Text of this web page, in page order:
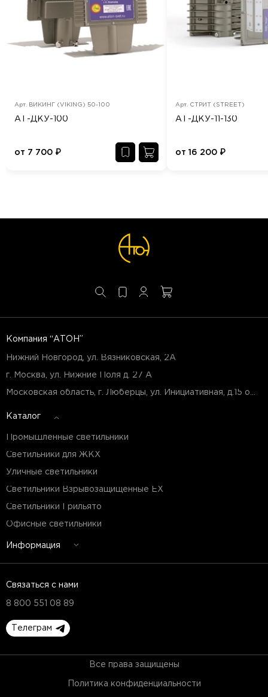
Арт. ВИКИНГ (VIKING) 50-100
АТ-ДКУ-100
от 7 700 ₽
Арт. СТРИТ (STREET)
АТ-ДКУ-11-130
от 16 200 ₽
Компания “АТОН”
Нижний Новгород, ул. Вязниковская, 2А
г. Москва, ул. Нижние Поля д. 27 А
Каталог
Промышленные светильники
Светильники для ЖКХ
Уличные светильники
Светильники Взрывозащищенные EX
Светильники Грильято
Офисные светильники
Информация
Связаться с нами
8 800 551 08 89
Телеграм
Все права защищены
Политика конфиденциальности